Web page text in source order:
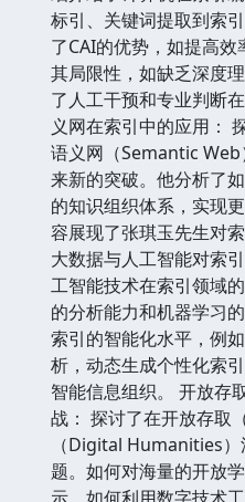
标引、关键词提取到索
了CAI的优势，如提高
其局限性，如缺乏深度
了人工干预和专业判断
义网在索引中的应用：
语义网（Semantic
来新的突破。他分析了
的知识组织体系，实现
容展现了张琪玉先生对
大数据与人工智能对索
工智能技术在索引领域
的分析能力和机器学习
索引的智能化水平，例
析，动态生成个性化索
智能信息组织。 开放存
战： 探讨了在开放存取
（Digital Humanities
题。如何对海量的开放